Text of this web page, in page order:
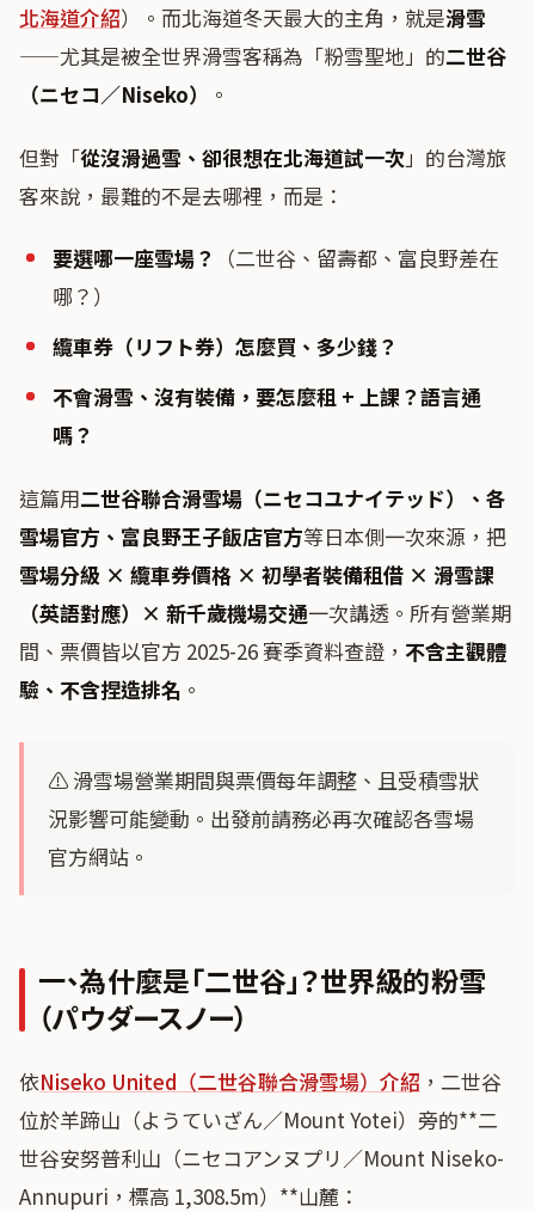
北海道介紹）。而北海道冬天最大的主角，就是滑雪
——尤其是被全世界滑雪客稱為「粉雪聖地」的二世谷
（ニセコ／Niseko）
。
但對「從沒滑過雪、卻很想在北海道試一次」的台灣旅
客來說，最難的不是去哪裡，而是：
要選哪一座雪場？ （二世谷、留壽都、富良野差在
哪？）
纜車券（リフト券）怎麼買、多少錢？
不會滑雪、沒有裝備，要怎麼租 + 上課？語言通
嗎？
這篇用二世谷聯合滑雪場（ニセコユナイテッド）、各
雪場官方、富良野王子飯店官方等日本側一次來源，把
雪場分級 × 纜車券價格 × 初學者裝備租借 × 滑雪課
（英語對應）× 新千歲機場交通一次講透。所有營業期
間、票價皆以官方 2025-26 賽季資料查證， 不含主觀體
驗、不含捏造排名 。
⚠️ 滑雪場營業期間與票價每年調整、且受積雪狀
況影響可能變動。出發前請務必再次確認各雪場
官方網站。
一、為什麼是「二世谷」？世界級的粉雪
（パウダースノー）
依Niseko United（二世谷聯合滑雪場）介紹 ，二世谷
位於羊蹄山（ようていざん／Mount Yotei）旁的**二
世谷安努普利山（ニセコアンヌプリ／Mount Niseko-
Annupuri，標高 1,308.5m）**山麓：